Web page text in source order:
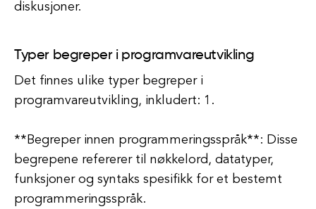
diskusjoner.
Typer begreper i programvareutvikling
Det finnes ulike typer begreper i
programvareutvikling, inkludert: 1.
**Begreper innen programmeringsspråk**: Disse
begrepene refererer til nøkkelord, datatyper,
funksjoner og syntaks spesifikk for et bestemt
programmeringsspråk.